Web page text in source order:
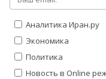
Аналитика Иран.ру
Экономика
Политика
Новость в Online